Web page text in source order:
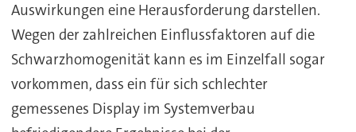
Auswirkungen eine Herausforderung darstellen.
Wegen der zahlreichen Einflussfaktoren auf die
Schwarzhomogenität kann es im Einzelfall sogar
vorkommen, dass ein für sich schlechter
gemessenes Display im Systemverbau